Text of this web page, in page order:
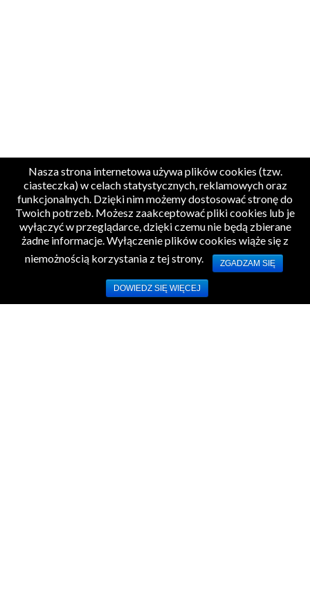
Nasza strona internetowa używa plików cookies (tzw.
ciasteczka) w celach statystycznych, reklamowych oraz
funkcjonalnych. Dzięki nim możemy dostosować stronę do
Twoich potrzeb. Możesz zaakceptować pliki cookies lub je
wyłączyć w przeglądarce, dzięki czemu nie będą zbierane
żadne informacje. Wyłączenie plików cookies wiąże się z
niemożnością korzystania z tej strony.
ZGADZAM SIĘ
DOWIEDZ SIĘ WIĘCEJ